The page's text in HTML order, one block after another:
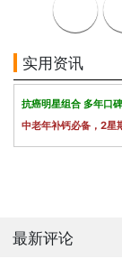
实用资讯
抗癌明星组合 多年口
中老年补钙必备，2星
最新评论